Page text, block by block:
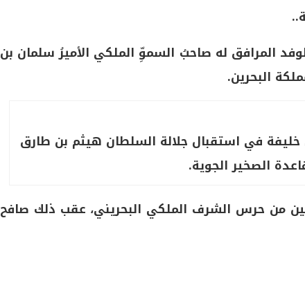
المرافق له صاحبُ السموِّ الملكي الأميرُ سلمان بن
البحرين.
في استقبال جلالة السلطان هيثم بن طارق
الصخير الجوية.
من حرس الشرف الملكي البحريني، عقب ذلك صافح